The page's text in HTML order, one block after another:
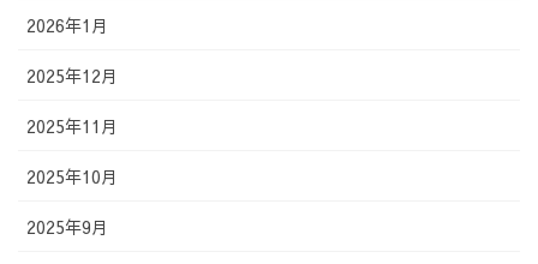
2026年1月
2025年12月
2025年11月
2025年10月
2025年9月